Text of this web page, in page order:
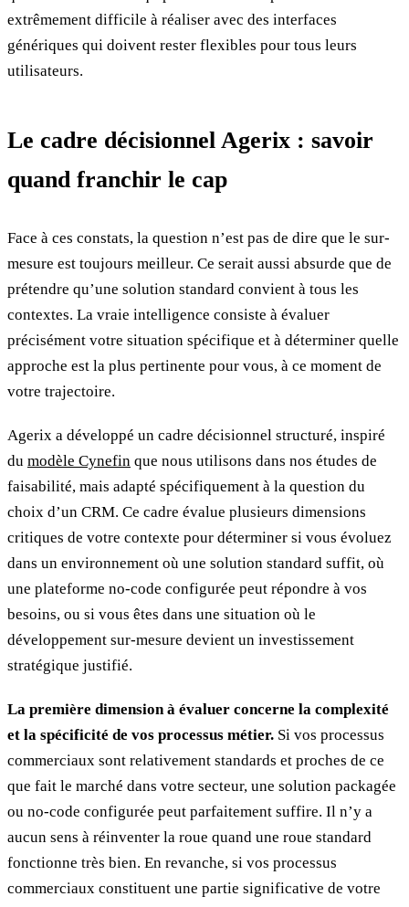
extrêmement difficile à réaliser avec des interfaces
génériques qui doivent rester flexibles pour tous leurs
utilisateurs.
Le cadre décisionnel Agerix : savoir
quand franchir le cap
Face à ces constats, la question n’est pas de dire que le sur-
mesure est toujours meilleur. Ce serait aussi absurde que de
prétendre qu’une solution standard convient à tous les
contextes. La vraie intelligence consiste à évaluer
précisément votre situation spécifique et à déterminer quelle
approche est la plus pertinente pour vous, à ce moment de
votre trajectoire.
Agerix a développé un cadre décisionnel structuré, inspiré
du modèle Cynefin que nous utilisons dans nos études de
faisabilité, mais adapté spécifiquement à la question du
choix d’un CRM. Ce cadre évalue plusieurs dimensions
critiques de votre contexte pour déterminer si vous évoluez
dans un environnement où une solution standard suffit, où
une plateforme no-code configurée peut répondre à vos
besoins, ou si vous êtes dans une situation où le
développement sur-mesure devient un investissement
stratégique justifié.
La première dimension à évaluer concerne la complexité
et la spécificité de vos processus métier. Si vos processus
commerciaux sont relativement standards et proches de ce
que fait le marché dans votre secteur, une solution packagée
ou no-code configurée peut parfaitement suffire. Il n’y a
aucun sens à réinventer la roue quand une roue standard
fonctionne très bien. En revanche, si vos processus
commerciaux constituent une partie significative de votre